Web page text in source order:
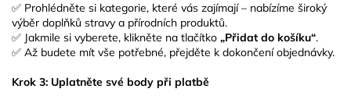
✅ Prohlédněte si kategorie, které vás zajímají – nabízíme široký
výběr doplňků stravy a přírodních produktů.
✅ Jakmile si vyberete, klikněte na tlačítko „Přidat do košíku“.
✅ Až budete mít vše potřebné, přejděte k dokončení objednávky.
Krok 3: Uplatněte své body při platbě